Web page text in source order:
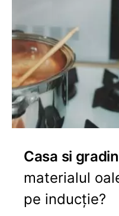
Casa si
materialul
pe inducție?